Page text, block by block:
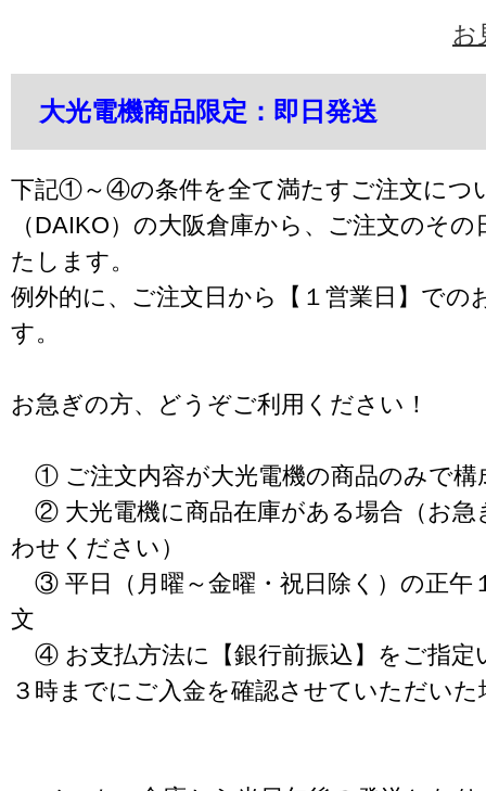
お
大光電機商品限定：即日発送
下記①～④の条件を全て満たすご注文につ
（DAIKO）の大阪倉庫から、ご注文のそ
たします。
例外的に、ご注文日から【１営業日】での
す。
お急ぎの方、どうぞご利用ください！
① ご注文内容が大光電機の商品のみで構
② 大光電機に商品在庫がある場合（お急
わせください）
③ 平日（月曜～金曜・祝日除く）の正午
文
④ お支払方法に【銀行前振込】をご指定
３時までにご入金を確認させていただいた